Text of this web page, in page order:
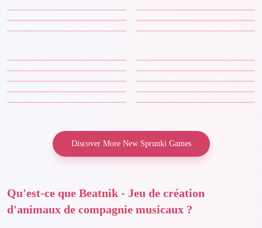
Discover More New Sprunki Games
Qu'est-ce que Beatnik - Jeu de création
d'animaux de compagnie musicaux ?